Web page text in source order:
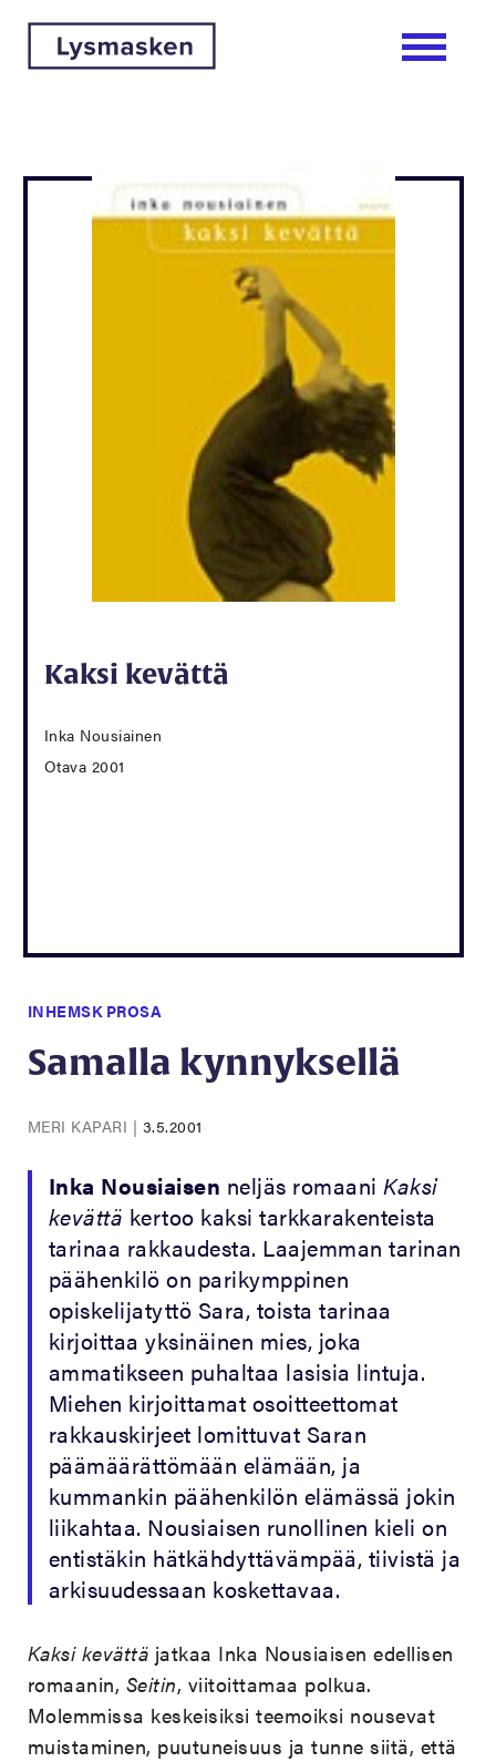
Kaksi kevättä
Inka Nousiainen
Otava 2001
INHEMSK PROSA
Samalla kynnyksellä
MERI KAPARI | 3.5.2001
Inka Nousiaisen neljäs romaaniKaksi
kevättä kertoo kaksi tarkkarakenteista
tarinaa rakkaudesta. Laajemman tarinan
päähenkilö on parikymppinen
opiskelijatyttö Sara, toista tarinaa
kirjoittaa yksinäinen mies, joka
ammatikseen puhaltaa lasisia lintuja.
Miehen kirjoittamat osoitteettomat
rakkauskirjeet lomittuvat Saran
päämäärättömään elämään, ja
kummankin päähenkilön elämässä jokin
liikahtaa. Nousiaisen runollinen kieli on
entistäkin hätkähdyttävämpää, tiivistä ja
arkisuudessaan koskettavaa.
Kaksi kevättä jatkaa Inka Nousiaisen edellisen
romaanin, Seitin, viitoittamaa polkua.
Molemmissa keskeisiksi teemoiksi nousevat
muistaminen, puutuneisuus ja tunne siitä, että